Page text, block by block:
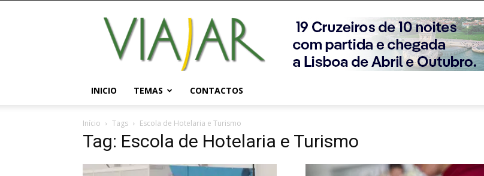
Viajar
Magazine
Online
INICIO TEMAS CONTACTOS
Início Tags Escola de Hotelaria e Turismo
Tag: Escola de Hotelaria e Turismo